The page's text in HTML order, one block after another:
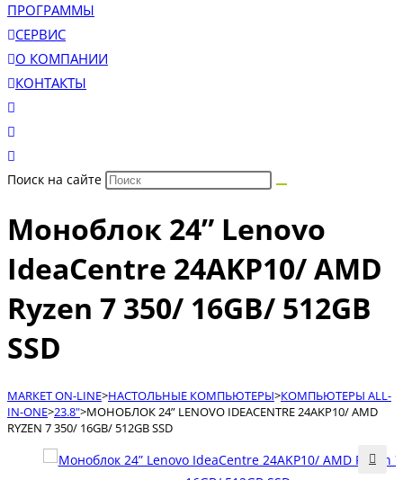
ПРОГРАММЫ
СЕРВИС
О КОМПАНИИ
КОНТАКТЫ
Поиск на сайте
Моноблок 24” Lenovo
IdeaCentre 24AKP10/ AMD
Ryzen 7 350/ 16GB/ 512GB
SSD
МАRКЕТ ON-LINE>НАСТОЛЬНЫЕ КОМПЬЮТЕРЫ>КОМПЬЮТЕРЫ ALL-
IN-ONE>23.8">МОНОБЛОК 24” LENOVO IDEACENTRE 24AKP10/ AMD
RYZEN 7 350/ 16GB/ 512GB SSD